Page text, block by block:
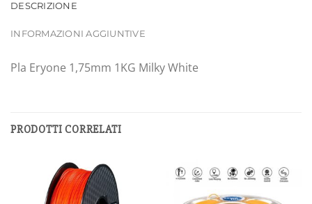
DESCRIZIONE
INFORMAZIONI AGGIUNTIVE
Pla Eryone 1,75mm 1KG Milky White
PRODOTTI CORRELATI